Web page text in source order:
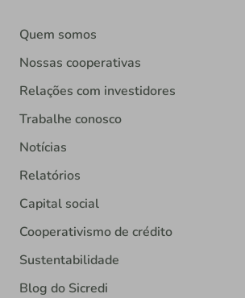
Quem somos
Nossas cooperativas
Relações com investidores
Trabalhe conosco
Notícias
Relatórios
Capital social
Cooperativismo de crédito
Sustentabilidade
Blog do Sicredi